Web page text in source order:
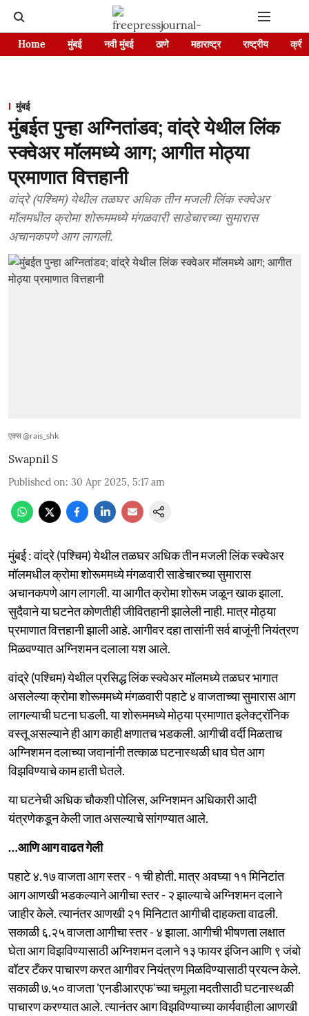
Home मुंबई नवी मुंबई ठाणे महाराष्ट्र राष्ट्रीय
मुंबई
मुंबईत पुन्हा अग्नितांडव; वांद्रे येथील लिंक
स्क्वेअर मॉलमध्ये आग; आगीत मोठ्या
प्रमाणात वित्तहानी
वांद्रे (पश्चिम) येथील तळघर अधिक तीन मजली लिंक स्क्वेअर
मॉलमधील क्रोमा शोरूममध्ये मंगळवारी साडेचारच्या सुमारास
अचानकपणे आग लागली.
एक्स @rais_shk
Swapnil S
Published on: 30 Apr 2025, 5:17 am
मुंबई : वांद्रे (पश्चिम) येथील तळघर अधिक तीन मजली लिंक स्क्वेअर
मॉलमधील क्रोमा शोरूममध्ये मंगळवारी साडेचारच्या सुमारास
अचानकपणे आग लागली. या आगीत क्रोमा शोरूम जळून खाक झाला.
सुदैवाने या घटनेत कोणतीही जीवितहानी झालेली नाही. मात्र मोठ्या
प्रमाणात वित्तहानी झाली आहे. आगीवर दहा तासांनी सर्व बाजूंनी नियंत्रण
मिळवण्यात अग्निशमन दलाला यश आले.
वांद्रे (पश्चिम) येथील प्रसिद्ध लिंक स्क्वेअर मॉलमध्ये तळघर भागात
असलेल्या क्रोमा शोरूममध्ये मंगळवारी पहाटे ४ वाजताच्या सुमारास आग
लागल्याची घटना घडली. या शोरूममध्ये मोठ्या प्रमाणात इलेक्ट्रॉनिक
वस्तू असल्याने ही आग काही क्षणातच भडकली. आगीची वर्दी मिळताच
अग्निशमन दलाच्या जवानांनी तत्काळ घटनास्थळी धाव घेत आग
विझविण्याचे काम हाती घेतले.
या घटनेची अधिक चौकशी पोलिस, अग्निशमन अधिकारी आदी
यंत्रणेकडून केली जात असल्याचे सांगण्यात आले.
…आणि आग वाढत गेली
पहाटे ४.१७ वाजता आग स्तर - १ ची होती. मात्र अवघ्या ११ मिनिटांत
आग आणखी भडकल्याने आगीचा स्तर - २ झाल्याचे अग्निशमन दलाने
जाहीर केले. त्यानंतर आणखी २१ मिनिटात आगीची दाहकता वाढली.
सकाळी ६.२५ वाजता आगीचा स्तर - ४ झाला. आगीची भीषणता लक्षात
घेता आग विझविण्यासाठी अग्निशमन दलाने १३ फायर इंजिन आणि ९ जंबो
वॉटर टँकर पाचारण करत आगीवर नियंत्रण मिळविण्यासाठी प्रयत्न केले.
सकाळी ७.५० वाजता 'एनडीआरएफ'च्या चमूला मदतीसाठी घटनास्थळी
पाचारण करण्यात आले. त्यानंतर आग विझविण्याच्या कार्यवाहीला आणखी